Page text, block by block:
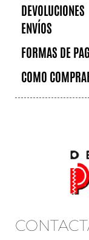
DEVOLUCIONES
ENVÍOS
FORMAS DE
COMO